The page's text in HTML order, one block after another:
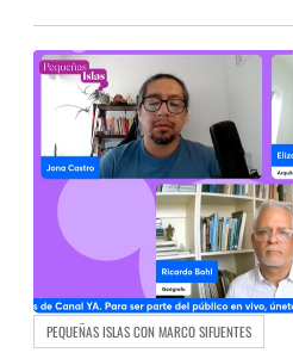
PEQUEÑAS ISLAS CON MARCO SIFUENTES